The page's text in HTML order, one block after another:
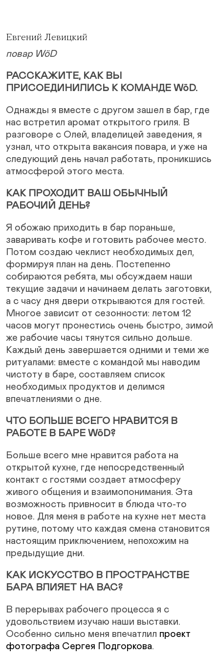
Евгений Левицкий
повар WöD
РАССКАЖИТЕ, КАК ВЫ
ПРИСОЕДИНИЛИСЬ К КОМАНДЕ WöD.
Однажды я вместе с другом зашел в бар, где
нас встретил аромат открытого гриля. В
разговоре с Олей, владелицей заведения, я
узнал, что открыта вакансия повара, и уже на
следующий день начал работать, проникшись
атмосферой этого места.
КАК ПРОХОДИТ ВАШ ОБЫЧНЫЙ
РАБОЧИЙ ДЕНЬ?
Я обожаю приходить в бар пораньше,
заваривать кофе и готовить рабочее место.
Потом создаю чеклист необходимых дел,
формируя план на день. Постепенно
собираются ребята, мы обсуждаем наши
текущие задачи и начинаем делать заготовки,
а с часу дня двери открываются для гостей.
Многое зависит от сезонности: летом 12
часов могут пронестись очень быстро, зимой
же рабочие часы тянутся сильно дольше.
Каждый день завершается одними и теми же
ритуалами: вместе с командой мы наводим
чистоту в баре, составляем список
необходимых продуктов и делимся
впечатлениями о дне.
ЧТО БОЛЬШЕ ВСЕГО НРАВИТСЯ В
РАБОТЕ В БАРЕ WöD?
Больше всего мне нравится работа на
открытой кухне, где непосредственный
контакт с гостями создает атмосферу
живого общения и взаимопонимания. Эта
возможность привносит в блюда что-то
новое. Для меня в работе на кухне нет места
рутине, потому что каждая смена становится
настоящим приключением, непохожим на
предыдущие дни.
КАК ИСКУССТВО В ПРОСТРАНСТВЕ
БАРА ВЛИЯЕТ НА ВАС?
В перерывах рабочего процесса я с
удовольствием изучаю наши выставки.
Особенно сильно меня впечатлил проект
фотографа Сергея Подгоркова.